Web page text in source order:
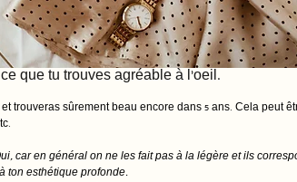
que tu trouves agréable à l'oeil.
trouveras sûrement beau encore dans 5 ans. Cela peut
car en général on ne les fait pas à la légère et ils
ton esthétique profonde.